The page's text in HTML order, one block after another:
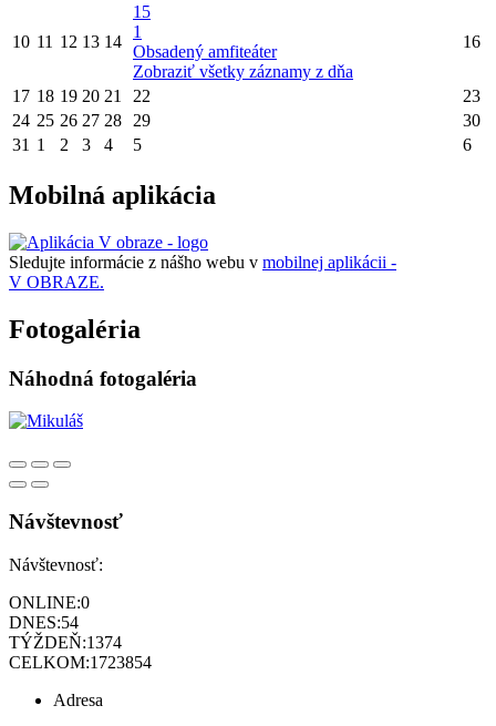
10 11 12 13 14
15
1
Obsadený amfiteáter
Zobraziť všetky záznamy z dňa
16
17 18 19 20 21 22
23
24 25 26 27 28 29
30
31 1 2 3 4 5 6
Mobilná aplikácia
Sledujte informácie z nášho webu v mobilnej aplikácii -
V OBRAZE.
Fotogaléria
Náhodná fotogaléria
Návštevnosť
Návštevnosť:
ONLINE:0
DNES:54
TÝŽDEŇ:1374
CELKOM:1723854
Adresa